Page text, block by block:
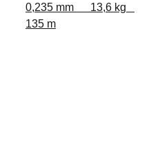
0,235 mm 13,6 kg
135 m